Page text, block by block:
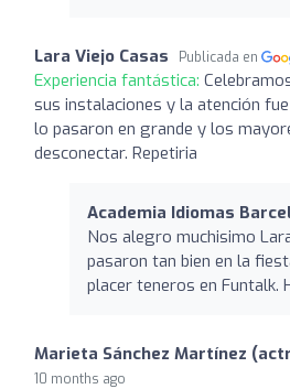
Lara Viejo Casas Publicada en
Experiencia fantástica:
sus instalaciones y la atención
lo pasaron en grande y los
desconectar. Repetiria
Academia Idiomas
Nos alegro muchisimo
pasaron tan bien en la
placer teneros en Funtalk.
Marieta Sánchez Martínez
10 months ago